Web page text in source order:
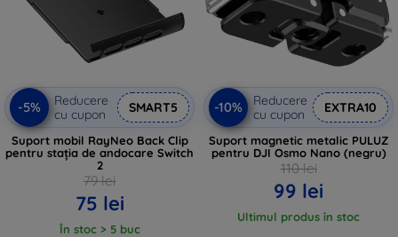
-5%
Reducere
cu cupon
SMART5
Suport mobil RayNeo Back Clip
pentru stația de andocare Switch
2
79 lei
75 lei
În stoc > 5 buc
-10%
Reducere
cu cupon
EXTRA10
Suport magnetic metalic PULUZ
pentru DJI Osmo Nano (negru)
110 lei
99 lei
Ultimul produs în stoc